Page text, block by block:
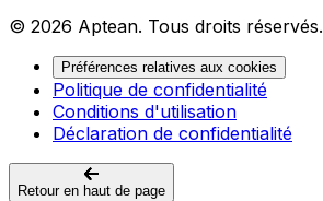
© 2026 Aptean. Tous droits réservés.
Préférences relatives aux cookies
Politique de confidentialité
Conditions d'utilisation
Déclaration de confidentialité
Retour en haut de page